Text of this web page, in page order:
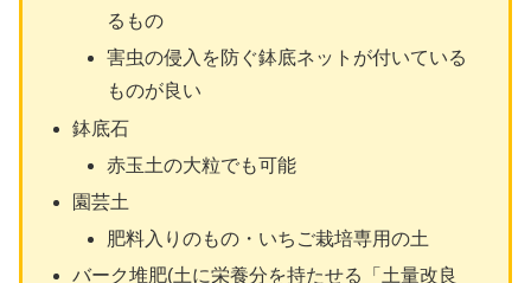
るもの
害虫の侵入を防ぐ鉢底ネットが付いている
ものが良い
鉢底石
赤玉土の大粒でも可能
園芸土
肥料入りのもの・いちご栽培専用の土
バーク堆肥(土に栄養分を持たせる「土量改良